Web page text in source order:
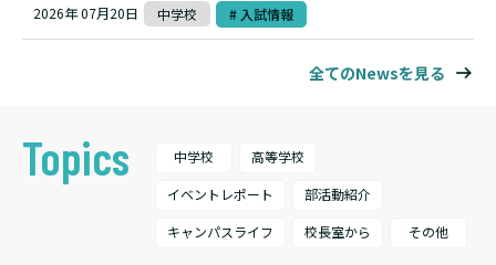
2026年 07月20日 中学校 # 入試情報
全てのNewsを見る
Topics 中学校
高等学校
イベントレポート
部活動紹介
キャンパスライフ
校長室から その他